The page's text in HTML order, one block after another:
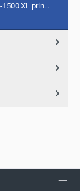
1500 XL prin…